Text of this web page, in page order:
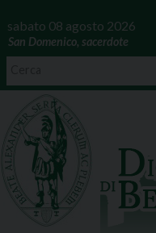
sabato 08 agosto 2026
San Domenico, sacerdote